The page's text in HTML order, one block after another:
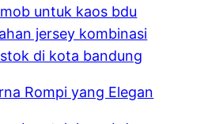
Rompi yang Elegan